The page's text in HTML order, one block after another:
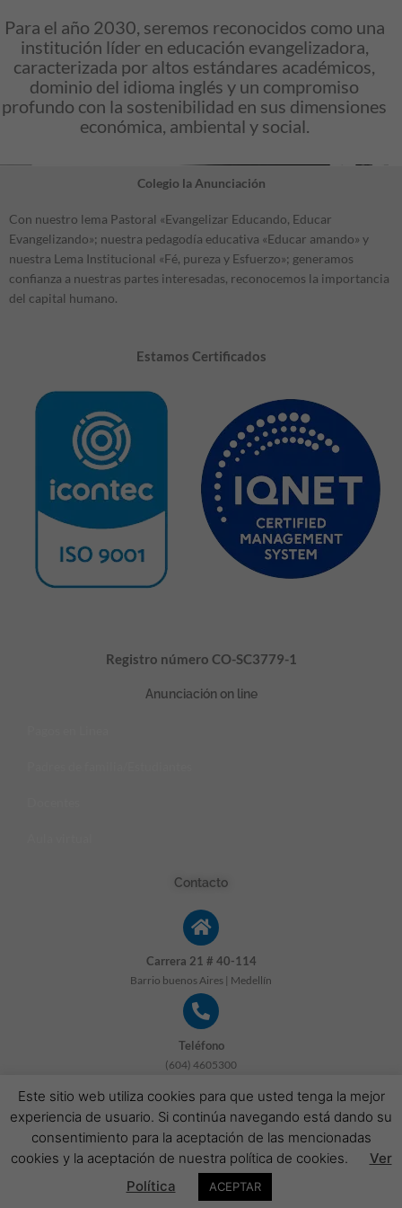
Para el año 2030, seremos reconocidos como una
institución líder en educación evangelizadora,
caracterizada por altos estándares académicos,
dominio del idioma inglés y un compromiso
profundo con la sostenibilidad en sus dimensiones
económica, ambiental y social.
Colegio la Anunciación
Con nuestro lema Pastoral «Evangelizar Educando, Educar
Evangelizando»; nuestra pedagodía educativa «Educar amando» y
nuestra Lema Institucional «Fé, pureza y Esfuerzo»; generamos
confianza a nuestras partes interesadas, reconocemos la importancia
del capital humano.
Estamos Certificados
Registro número CO-SC3779-1
Anunciación on line
Contacto
Carrera 21 # 40-114
Barrio buenos Aires | Medellín
Teléfono
(604) 4605300
correo electrónico
info@colegiolaanunciacion.edu.co
© 2022 Copyright: Colegio La Anunciación Medellín - Todos los
derechos reservados
Este sitio web utiliza cookies para que usted tenga la mejor
experiencia de usuario. Si continúa navegando está dando su
consentimiento para la aceptación de las mencionadas
cookies y la aceptación de nuestra política de cookies.
Ver
Política
ACEPTAR